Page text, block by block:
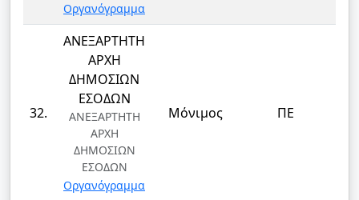
Οργανόγραμμα
32.
ΑΝΕΞΑΡΤΗΤΗ
ΑΡΧΗ
ΔΗΜΟΣΙΩΝ
ΕΣΟΔΩΝ
ΑΝΕΞΑΡΤΗΤΗ
ΑΡΧΗ
ΔΗΜΟΣΙΩΝ
ΕΣΟΔΩΝ
Οργανόγραμμα
Μόνιμος ΠΕ